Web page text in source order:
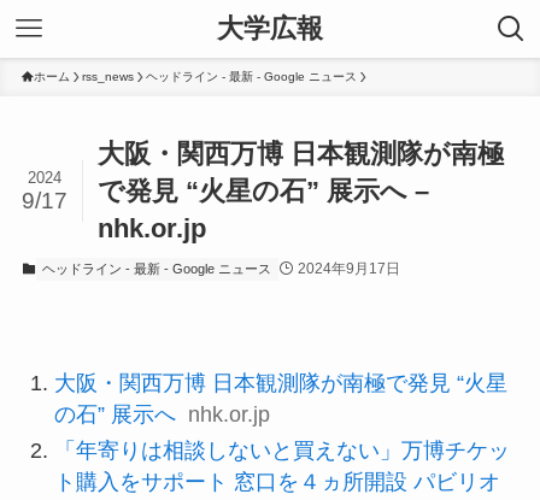
大学広報
ホーム rss_news ヘッドライン - 最新 - Google ニュース
大阪・関西万博 日本観測隊が南極
で発見 “火星の石” 展示へ –
nhk.or.jp
2024
9/17
ヘッドライン - 最新 - Google ニュース 2024年9月17日
大阪・関西万博 日本観測隊が南極で発見 “火星
の石” 展示へ nhk.or.jp
「年寄りは相談しないと買えない」万博チケッ
ト購入をサポート 窓口を４ヵ所開設 パビリオ